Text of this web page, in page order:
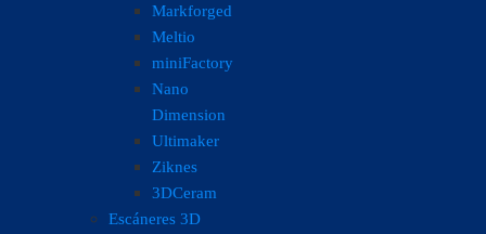
Markforged
Meltio
miniFactory
Nano
Dimension
Ultimaker
Ziknes
3DCeram
Escáneres 3D